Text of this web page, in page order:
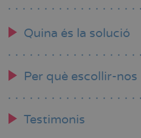
Quina és la solució
Per què escollir-nos
Testimonis